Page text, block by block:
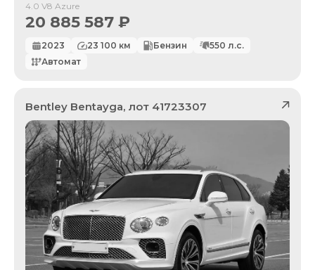
4.0 V8 Azure
20 885 587 ₽
2023 23 100 км Бензин 550 л.с.
Автомат
Bentley Bentayga, лот 41723307